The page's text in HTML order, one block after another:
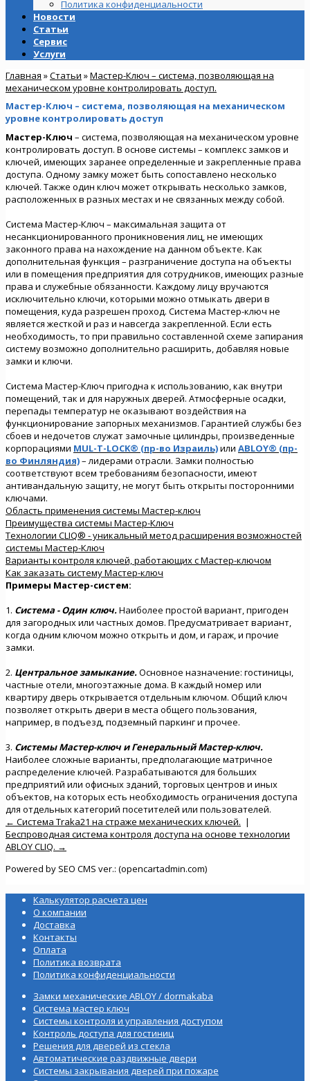
Политика конфиденциальности
Новости
Статьи
Сервис
Услуги
Главная »Статьи »Мастер-Ключ – система, позволяющая на
механическом уровне контролировать доступ.
Мастер-Ключ – система, позволяющая на механическом
уровне контролировать доступ
Мастер-Ключ – система, позволяющая на механическом уровне
контролировать доступ. В основе системы – комплекс замков и
ключей, имеющих заранее определенные и закрепленные права
доступа. Одному замку может быть сопоставлено несколько
ключей. Также один ключ может открывать несколько замков,
расположенных в разных местах и не связанных между собой.
Система Мастер-Ключ – максимальная защита от
несанкционированного проникновения лиц, не имеющих
законного права на нахождение на данном объекте. Как
дополнительная функция – разграничение доступа на объекты
или в помещения предприятия для сотрудников, имеющих разные
права и служебные обязанности. Каждому лицу вручаются
исключительно ключи, которыми можно отмыкать двери в
помещения, куда разрешен проход. Система Мастер-ключ не
является жесткой и раз и навсегда закрепленной. Если есть
необходимость, то при правильно составленной схеме запирания
систему возможно дополнительно расширить, добавляя новые
замки и ключи.
Система Мастер-Ключ пригодна к использованию, как внутри
помещений, так и для наружных дверей. Атмосферные осадки,
перепады температур не оказывают воздействия на
функционирование запорных механизмов. Гарантией службы без
сбоев и недочетов служат замочные цилиндры, произведенные
корпорациями MUL-T-LOCK® (пр-во Израиль)или ABLOY® (пр-
во Финляндия)– лидерами отрасли. Замки полностью
соответствуют всем требованиям безопасности, имеют
антивандальную защиту, не могут быть открыты посторонними
ключами.
Область применения системы Мастер-ключ
Преимущества системы Мастер-Ключ
Технологии CLIQ® - уникальный метод расширения возможностей
системы Мастер-Ключ
Варианты контроля ключей, работающих с Мастер-ключом
Как заказать систему Мастер-ключ
Примеры Мастер-систем:
1. Система - Один ключ.Наиболее простой вариант, пригоден
для загородных или частных домов. Предусматривает вариант,
когда одним ключом можно открыть и дом, и гараж, и прочие
замки.
2. Центральное замыкание.Основное назначение: гостиницы,
частные отели, многоэтажные дома. В каждый номер или
квартиру дверь открывается отдельным ключом. Общий ключ
позволяет открыть двери в места общего пользования,
например, в подъезд, подземный паркинг и прочее.
3. Системы Мастер-ключ и Генеральный Мастер-ключ.
Наиболее сложные варианты, предполагающие матричное
распределение ключей. Разрабатываются для больших
предприятий или офисных зданий, торговых центров и иных
объектов, на которых есть необходимость ограничения доступа
для отдельных категорий посетителей или пользователей.
← Система Traka21 на страже механических ключей. |
Беспроводная система контроля доступа на основе технологии
ABLOY CLIQ. →
Powered by SEO CMS ver.: (opencartadmin.com)
Калькулятор расчета цен
О компании
Доставка
Контакты
Оплата
Политика возврата
Политика конфиденциальности
Замки механические ABLOY / dormakaba
Система мастер ключ
Системы контроля и управления доступом
Контроль доступа для гостиниц
Решения для дверей из стекла
Автоматические раздвижные двери
Системы закрывания дверей при пожаре